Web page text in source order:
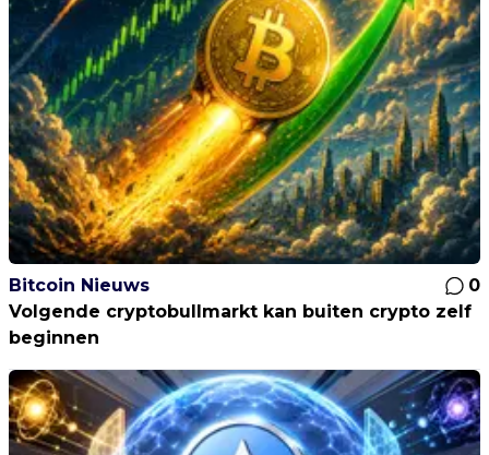
Bitcoin Nieuws
0
Volgende cryptobullmarkt kan buiten crypto zelf
beginnen